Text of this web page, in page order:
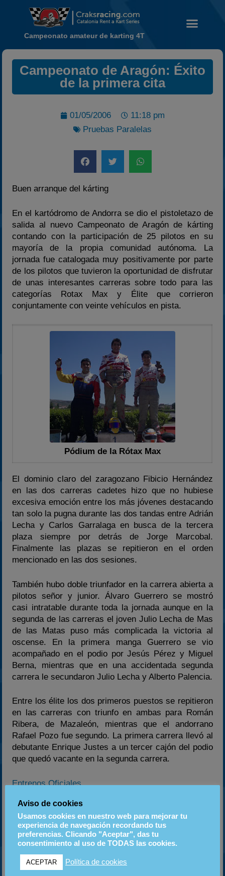
Noticias
Calendario
Carreras finalizadas
Campeonato
Temporada 2026
2023
2024
Estadísticas
Preguntas Frecuentes
Campeonato amateur de karting 4T
Campeonato de Aragón: Éxito
de la primera cita
01/05/2006
11:18 pm
Pruebas Paralelas
Buen arranque del kárting
En el kartódromo de Andorra se dio el pistoletazo de
salida al nuevo Campeonato de Aragón de kárting
contando con la participación de 25 pilotos en su
mayoría de la propia comunidad autónoma. La
jornada fue catalogada muy positivamente por parte
de los pilotos que tuvieron la oportunidad de disfrutar
de unas interesantes carreras sobre todo para las
categorías Rotax Max y Élite que corrieron
conjuntamente con veinte vehículos en pista.
Pódium de la Rótax Max
El dominio claro del zaragozano Fibicio Hernández
en las dos carreras cadetes hizo que no hubiese
excesiva emoción entre los más jóvenes destacando
tan solo la pugna durante las dos tandas entre Adrián
Lecha y Carlos Garralaga en busca de la tercera
plaza siempre por detrás de Jorge Marcobal.
Finalmente las plazas se repitieron en el orden
mencionado en las dos sesiones.
También hubo doble triunfador en la carrera abierta a
pilotos señor y junior. Álvaro Guerrero se mostró
casi intratable durante toda la jornada aunque en la
segunda de las carreras el joven Julio Lecha de Mas
de las Matas puso más complicada la victoria al
oscense. En la primera manga Guerrero se vio
acompañado en el podio por Jesús Pérez y Miguel
Berna, mientras que en una accidentada segunda
carrera le secundaron Julio Lecha y Alberto Palencia.
Entre los élite los dos primeros puestos se repitieron
en las carreras con triunfo en ambas para Román
Ribera, de Mazaleón, mientras que el andorrano
Rafael Pozo fue segundo. La primera carrera llevó al
debutante Enrique Justes a un tercer cajón del podio
que quedó vacante en la segunda carrera.
Entrenos Oficiales
Primera Manga
Segunda Manga
Resultados extraídos dela web www.aramotor.com
Aviso de cookies
Usamos cookies en nuestro web para mejorar tu
experiencia de navegación recordando tus
preferencias. Clicando "Aceptar", das tu
consentimiento al uso de TODAS las cookies.
ACEPTAR Política de cookies